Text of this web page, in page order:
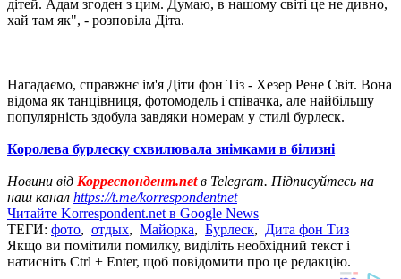
дітей. Адам згоден з цим. Думаю, в нашому світі це не дивно,
хай там як", - розповіла Діта.
Нагадаємо, справжнє ім'я Діти фон Тіз - Хезер Рене Світ. Вона
відома як танцівниця, фотомодель і співачка, але найбільшу
популярність здобула завдяки номерам у стилі бурлеск.
Королева бурлеску схвилювала знімками в білизні
Новини від Корреспондент.netв Telegram. Підписуйтесь на
наш канал https://t.me/korrespondentnet
Читайте Korrespondent.net в Google News
ТЕГИ: фото, отдых, Майорка, Бурлеск, Дита фон Тиз
Якщо ви помітили помилку, виділіть необхідний текст і
натисніть Ctrl + Enter, щоб повідомити про це редакцію.